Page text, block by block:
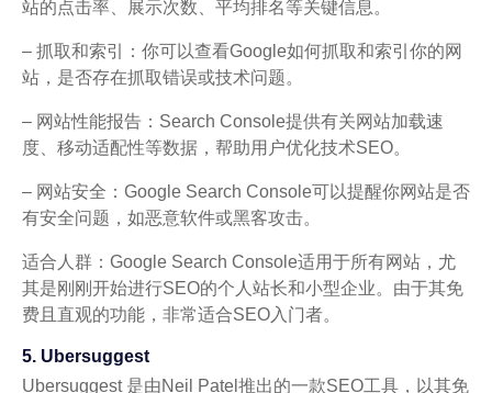
站的点击率、展示次数、平均排名等关键信息。
– 抓取和索引：你可以查看Google如何抓取和索引你的网
站，是否存在抓取错误或技术问题。
– 网站性能报告：Search Console提供有关网站加载速
度、移动适配性等数据，帮助用户优化技术SEO。
– 网站安全：Google Search Console可以提醒你网站是否
有安全问题，如恶意软件或黑客攻击。
适合人群：Google Search Console适用于所有网站，尤
其是刚刚开始进行SEO的个人站长和小型企业。由于其免
费且直观的功能，非常适合SEO入门者。
5. Ubersuggest
Ubersuggest 是由Neil Patel推出的一款SEO工具，以其免